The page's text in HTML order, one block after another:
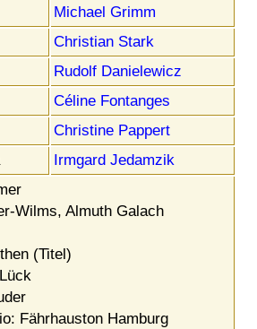
Michael Grimm
Christian Stark
Rudolf Danielewicz
Céline Fontanges
Christine Pappert
Irmgard Jedamzik
Wilms, Almuth Galach
(Titel)
Fährhauston Hamburg